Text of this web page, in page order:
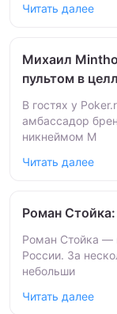
Читать далее
Михаил
пультом в
В гостях у
амбассадор
никнеймом M
Читать далее
Роман
Роман Стойка —
России. За
небольши
Читать далее